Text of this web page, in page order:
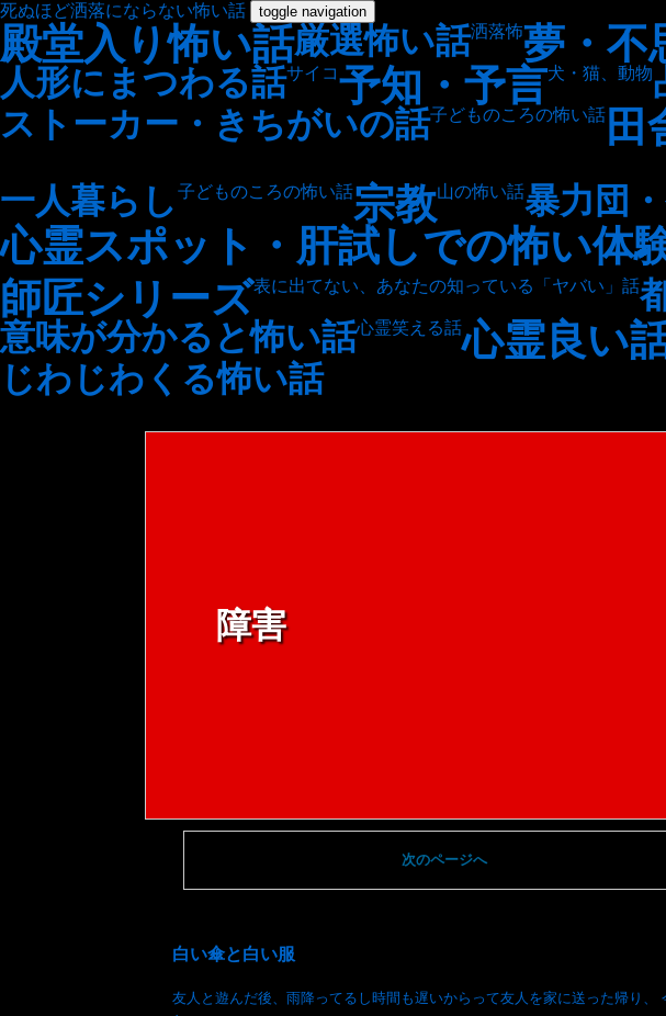
死ぬほど洒落にならない怖い話 toggle navigation
殿堂入り怖い話厳選怖い話洒落怖夢・不
人形にまつわる話サイコ予知・予言犬・猫、動物
ストーカー・きちがいの話子どものころの怖い話 田
一人暮らし 子どものころの怖い話宗教山の怖い話暴力団
心霊スポット・肝試しでの怖い体
師匠シリーズ表に出てない、あなたの知っている「ヤバい」話
意味が分かると怖い話心霊笑える話心霊良い
じわじわくる怖い話
障害
次のページへ
白い傘と白い服
友人と遊んだ後、雨降ってるし時間も遅いからって友人を家に送った帰り